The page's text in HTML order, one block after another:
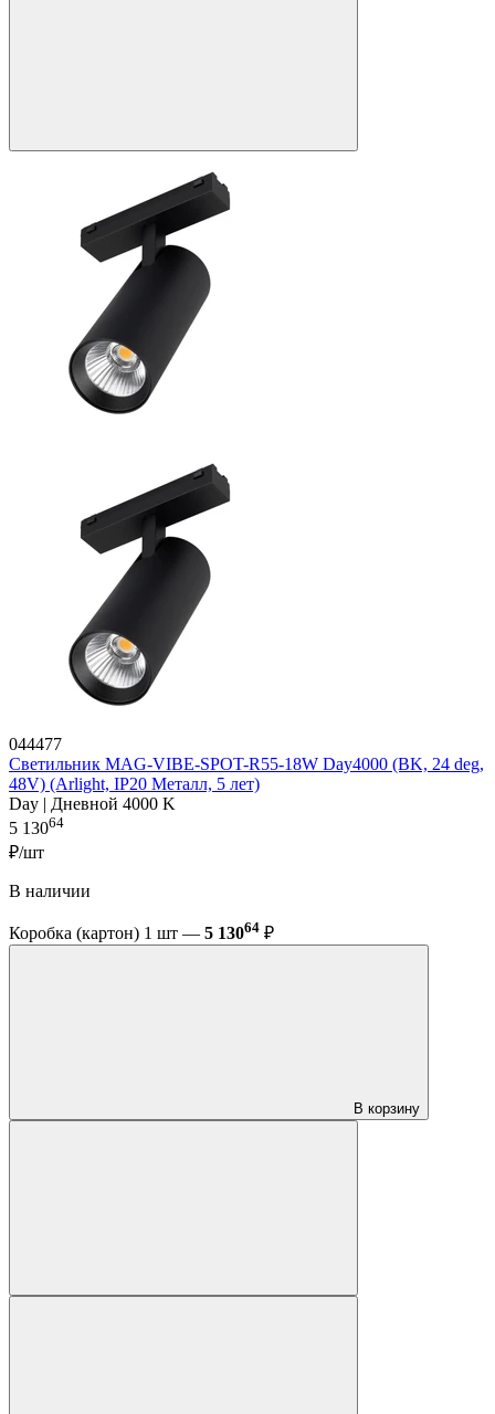
044477
Светильник MAG-VIBE-SPOT-R55-18W Day4000 (BK, 24 deg,
48V) (Arlight, IP20 Металл, 5 лет)
Day | Дневной 4000 K
5 13064
₽/шт
В наличии
Коробка (картон) 1 шт — 5 13064 ₽
В корзину